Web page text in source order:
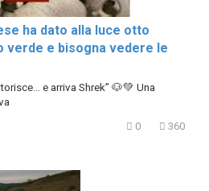
ha dato alla luce otto
verde e bisogna vedere le
e arriva Shrek” 🐶💚 Una
0 360